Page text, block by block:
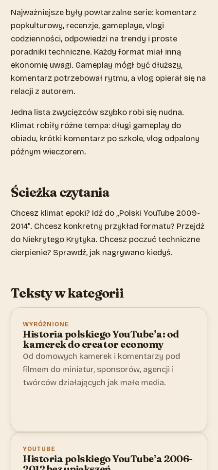
Najważniejsze były powtarzalne serie: komentarz
popkulturowy, recenzje, gameplaye, vlogi
codzienności, odpowiedzi na trendy i proste
poradniki techniczne. Każdy format miał inną
ekonomię uwagi. Gameplay mógł być dłuższy,
komentarz potrzebował rytmu, a vlog opierał się na
relacji z autorem.
Jedna lista zwycięzców szybko robi się nudna.
Klimat robiły różne tempa: długi gameplay do
obiadu, krótki komentarz po szkole, vlog odpalony
późnym wieczorem.
Ścieżka czytania
Chcesz klimat epoki? Idź do „Polski YouTube 2009-
2014”. Chcesz konkretny przykład formatu? Przejdź
do Niekrytego Krytyka. Chcesz poczuć techniczne
cierpienie? Sprawdź, jak nagrywano kiedyś.
Teksty w kategorii
WYRÓŻNIONE
Historia polskiego YouTube’a: od
kamerek do creator economy
Od domowych kamerek i komentarzy pod
filmem do miniatur, sponsorów, agencji i
twórców działających jak małe media.
YOUTUBE
Historia polskiego YouTube’a 2006-